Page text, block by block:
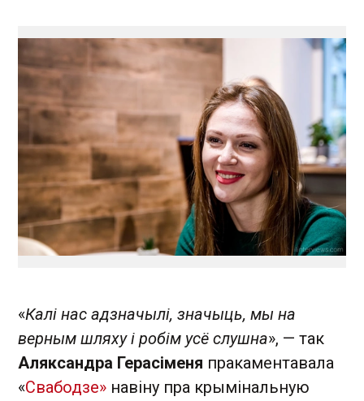
«Калі нас адзначылі, значыць, мы на
верным шляху і робім усё слушна», — так
Аляксандра Герасіменя пракаментавала
«Свабодзе» навіну пра крымінальную